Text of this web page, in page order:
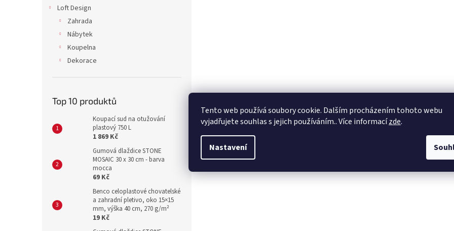
Tento web používá soubory cookie. Dalším procházením tohoto webu
vyjadřujete souhlas s jejich používáním.. Více informacízde.
Nastavení
Loft Design
Zahrada
Nábytek
Koupelna
Dekorace
Top 10 produktů
Koupací sud na otužování
plastový 750 L
1 869 Kč
Gumová dlaždice STONE
MOSAIC 30 x 30 cm - barva
mocca
69 Kč
Benco celoplastové chovatelské
a zahradní pletivo, oko 15×15
mm, výška 40 cm, 270 g/m²
19 Kč